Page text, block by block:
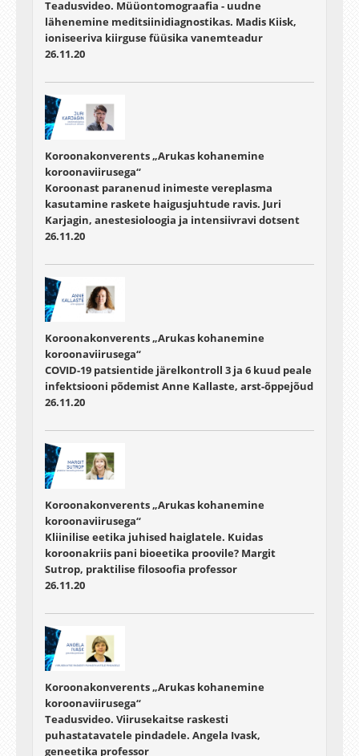
Teadusvideo. Müüontomograafia - uudne
lähenemine meditsiinidiagnostikas. Madis Kiisk,
ioniseeriva kiirguse füüsika vanemteadur
26.11.20
Koroonakonverents „Arukas kohanemine
koroonaviirusega“
Koroonast paranenud inimeste vereplasma
kasutamine raskete haigusjuhtude ravis. Juri
Karjagin, anestesioloogia ja intensiivravi dotsent
26.11.20
Koroonakonverents „Arukas kohanemine
koroonaviirusega“
COVID-19 patsientide järelkontroll 3 ja 6 kuud peale
infektsiooni põdemist Anne Kallaste, arst-õppejõud
26.11.20
Koroonakonverents „Arukas kohanemine
koroonaviirusega“
Kliinilise eetika juhised haiglatele. Kuidas
koroonakriis pani bioeetika proovile? Margit
Sutrop, praktilise filosoofia professor
26.11.20
Koroonakonverents „Arukas kohanemine
koroonaviirusega“
Teadusvideo. Viirusekaitse raskesti
puhastatavatele pindadele. Angela Ivask,
geneetika professor